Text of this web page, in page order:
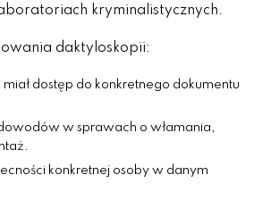
kryminalistycznych.
daktyloskopii:
dostęp do konkretnego dokumentu
w sprawach o włamania,
konkretnej osoby w danym